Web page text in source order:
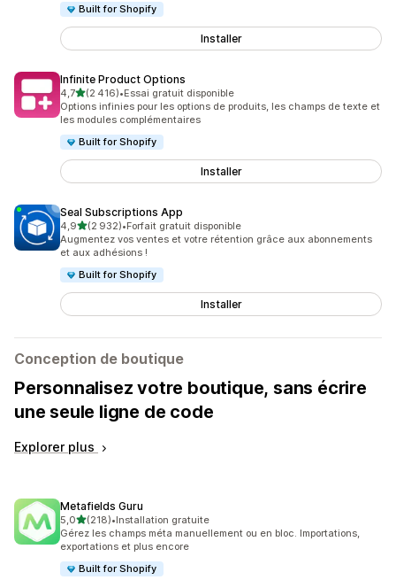
Built for Shopify
Installer
Infinite Product Options
4,7étoile(s) sur 5
(2 416)
2416 avis au total
•Essai gratuit disponible
Options infinies pour les options de produits, les champs de texte et
les modules complémentaires
Built for Shopify
Installer
Seal Subscriptions App
4,9étoile(s) sur 5
(2 932)
2932 avis au total
•Forfait gratuit disponible
Augmentez vos ventes et votre rétention grâce aux abonnements
et aux adhésions !
Built for Shopify
Installer
Conception de boutique
Personnalisez votre boutique, sans écrire
une seule ligne de code
Explorer plus
Metafields Guru
5,0étoile(s) sur 5
(218)
218 avis au total
•Installation gratuite
Gérez les champs méta manuellement ou en bloc. Importations,
exportations et plus encore
Built for Shopify